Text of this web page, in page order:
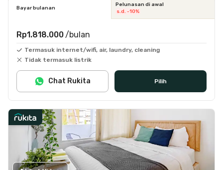
Bayar bulanan
Pelunasan di awal
s.d. -10%
Rp1.818.000 /bulan
Termasuk internet/wifi, air, laundry, cleaning
Tidak termasuk listrik
Pilih
Chat Rukita